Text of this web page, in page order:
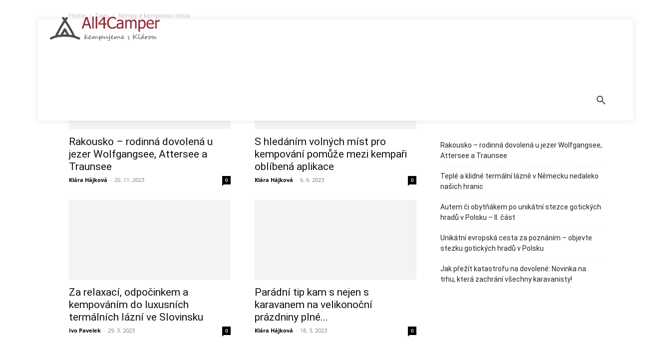
Home Tags Kempy a kempovací místa
Tag: Kempy a kempovací místa
Rakousko – rodinná dovolená u
jezer Wolfgangsee, Attersee a
Traunsee
Klára Hájková - 20. 11. 2023 0
S hledáním volných míst pro
kempování pomůže mezi kempaři
oblíbená aplikace
Klára Hájková - 6. 6. 2023 0
Za relaxací, odpočinkem a
kempováním do luxusních
termálních lázní ve Slovinsku
Ivo Pavelek - 29. 3. 2023 0
Parádní tip kam s nejen s
karavanem na velikonoční
prázdniny plné...
Klára Hájková - 18. 3. 2023 0
Rakousko – rodinná dovolená u jezer Wolfgangsee,
Attersee a Traunsee
Teplé a klidné termální lázně v Německu nedaleko
našich hranic
Autem či obytňákem po unikátní stezce gotických
hradů v Polsku – II. část
Unikátní evropská cesta za poznáním – objevte
stezku gotických hradů v Polsku
Jak přežít katastrofu na dovolené: Novinka na
trhu, která zachrání všechny karavanisty!